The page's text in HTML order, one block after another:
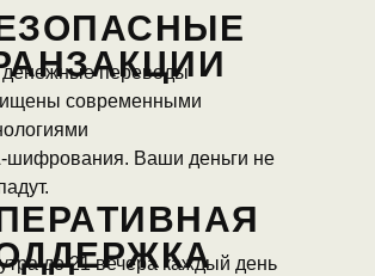
денежные переводы
современными
шифрования. Ваши деньги не
до 21 вечера каждый день